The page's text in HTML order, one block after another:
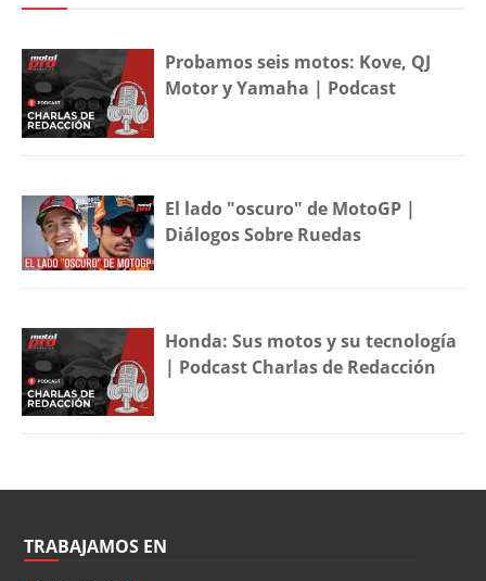
Probamos seis motos: Kove, QJ
Motor y Yamaha | Podcast
El lado "oscuro" de MotoGP |
Diálogos Sobre Ruedas
Honda: Sus motos y su tecnología
| Podcast Charlas de Redacción
TRABAJAMOS EN